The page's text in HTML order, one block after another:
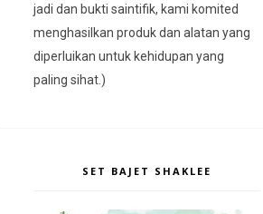
jadi dan bukti saintifik, kami komited
menghasilkan produk dan alatan yang
diperluikan untuk kehidupan yang
paling sihat.)
SET BAJET SHAKLEE